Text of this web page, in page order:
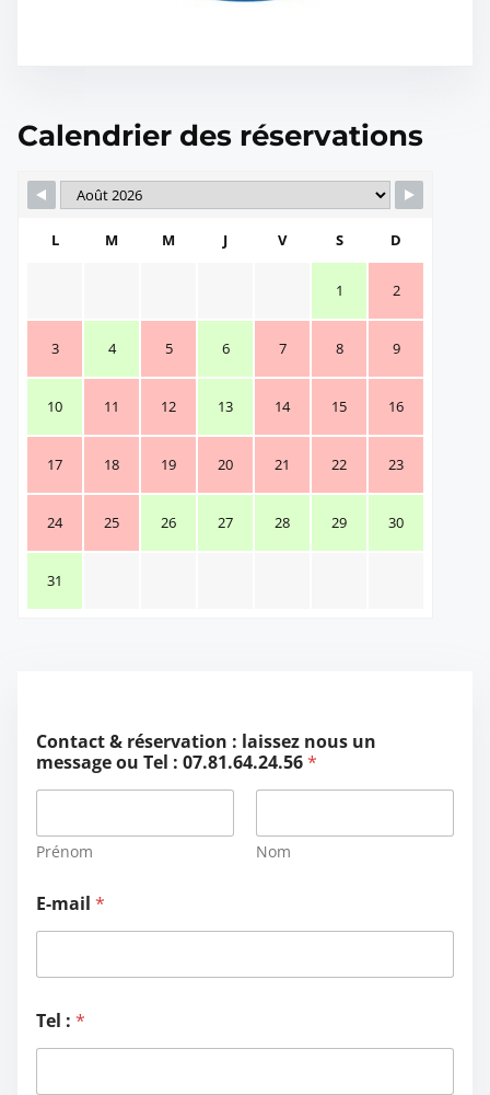
Calendrier des réservations
L M M J V S D
1 2
3 4 5 6 7 8 9
10 11 12 13 14 15 16
17 18 19 20 21 22 23
24 25 26 27 28 29 30
31
a
i
s
e
z
C
o
n
a
t
Contact & réservation : laissez nous un
message ou Tel : 07.81.64.24.56*
Prénom Nom
E-mail *
Tel : *